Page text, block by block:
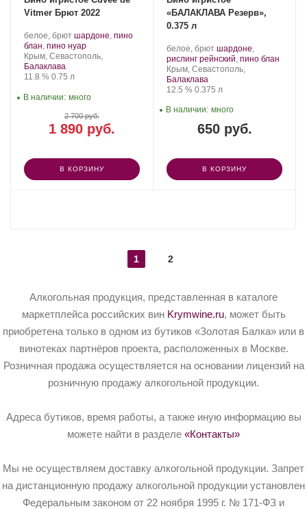
Vitmer Брют 2022
Производитель:
Золотая
Балка.
белое, брют .
Сорт
винограда:
шардоне, пино
блан, пино нуар.
Регион:
Крым, Севастополь,
Балаклава
Крепость
11.8 %. Объем
0.75 л
1 890 руб.
2 700 руб.
В наличии: много
В КОРЗИНУ
«БАЛАКЛАВА Резерв»,
0.375 л
Производитель:
Золотая
Балка.
белое, брют .
Сорт
винограда:
шардоне,
рислинг рейнский, пино блан
Регион:
Крым, Севастополь,
Балаклава
Крепость
12.5 %. Объем
0.375 л
650 руб.
В наличии: много
В КОРЗИНУ
1 2
Алкогольная продукция, представленная в каталоге
маркетплейса российских вин Krymwine.ru, может быть
приобретена только в одном из бутиков «Золотая Балка» или в
винотеках партнёров проекта, расположенных в Москве.
Розничная продажа осуществляется на основании лицензий на
розничную продажу алкогольной продукции.
Адреса бутиков, время работы, а также иную информацию вы
можете найти в разделе «Контакты»
Мы не осуществляем доставку алкогольной продукции. Запрет
на дистанционную продажу алкогольной продукции установлен
Федеральным законом от 22 ноября 1995 г. № 171-ФЗ и